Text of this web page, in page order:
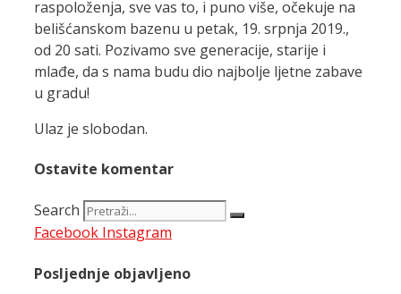
raspoloženja, sve vas to, i puno više, očekuje na
belišćanskom bazenu u petak, 19. srpnja 2019.,
od 20 sati. Pozivamo sve generacije, starije i
mlađe, da s nama budu dio najbolje ljetne zabave
u gradu!
Ulaz je slobodan.
Ostavite komentar
Search
Facebook Instagram
Posljednje objavljeno